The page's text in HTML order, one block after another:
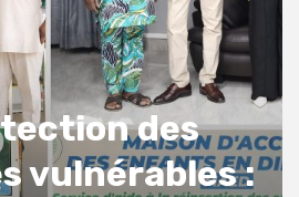
des
vulnérables :